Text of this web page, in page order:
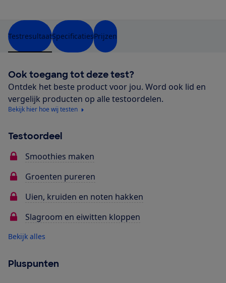
TestresultaatSpecificatiesPrijzen
Ook toegang tot deze test?
Ontdek het beste product voor jou. Word ook lid en
vergelijk producten op alle testoordelen.
Bekijk hier hoe wij testen
Testoordeel
Smoothies maken
Groenten pureren
Uien, kruiden en noten hakken
Slagroom en eiwitten kloppen
Bekijk alles
Pluspunten